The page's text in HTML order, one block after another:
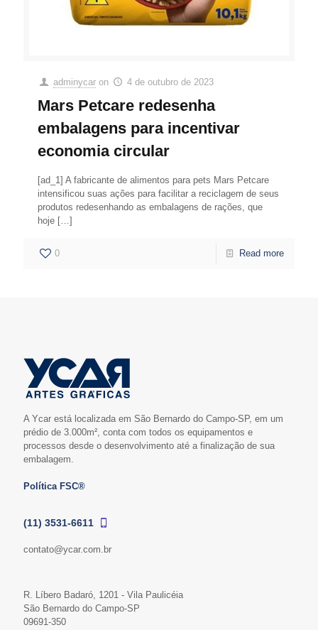
adminycar on 4 de outubro de 2023
Mars Petcare redesenha
embalagens para incentivar
economia circular
[ad_1] A fabricante de alimentos para pets Mars Petcare
intensificou suas ações para facilitar a reciclagem de seus
produtos redesenhando as embalagens de rações, que
hoje […]
0 Read more
A Ycar está localizada em São Bernardo do Campo-SP, em um
prédio de 3.000m², conta com todos os equipamentos e
processos desde o desenvolvimento até a finalização de sua
embalagem.
Política FSC®
(11) 3531-6611
contato@ycar.com.br
R. Líbero Badaró, 1201 - Vila Paulicéia
São Bernardo do Campo-SP
09691-350